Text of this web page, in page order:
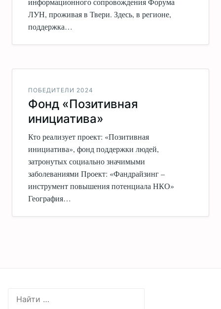
ЛУН, проживая в Твери. Здесь, в регионе,
поддержка…
ПОБЕДИТЕЛИ 2024
Фонд «Позитивная
инициатива»
Кто реализует проект: «Позитивная
инициатива», фонд поддержки людей,
затронутых социально значимыми
заболеваниями Проект: «Фандрайзинг –
инструмент повышения потенциала НКО»
География…